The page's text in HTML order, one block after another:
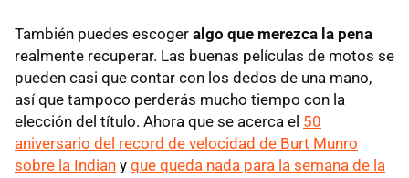
También puedes escoger algo que merezca la pena
realmente recuperar. Las buenas películas de motos se
pueden casi que contar con los dedos de una mano,
así que tampoco perderás mucho tiempo con la
elección del título. Ahora que se acerca el 50
aniversario del record de velocidad de Burt Munro
sobre la Indian y que queda nada para la semana de la